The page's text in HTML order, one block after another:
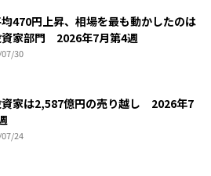
470円上昇、相場を最も動かしたのは
資家部門 2026年7月第4週
30
家は2,587億円の売り越し 2026年7
24